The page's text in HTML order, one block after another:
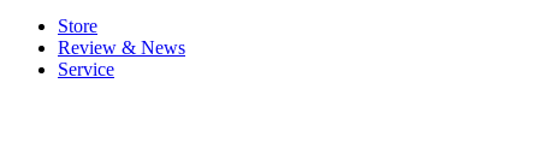
Store
Review & News
Service